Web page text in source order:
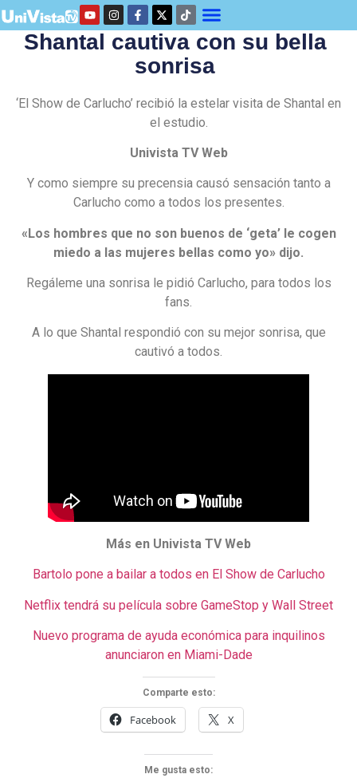
Shantal cautiva con su bella
sonrisa
‘El Show de Carlucho’ recibió la estelar visita de Shantal en
el estudio.
Univista TV Web
Y como siempre su precensia causó sensación tanto a
Carlucho como a todos los presentes.
«Los hombres que no son buenos de ‘geta’ le cogen
miedo a las mujeres bellas como yo» dijo.
Regáleme una sonrisa le pidió Carlucho, para todos los
fans.
A lo que Shantal respondió con su mejor sonrisa, que
cautivó a todos.
Más en Univista TV Web
Bartolo pone a bailar a todos en El Show de Carlucho
Netflix tendrá su película sobre GameStop y Wall Street
Nuevo programa de ayuda económica para inquilinos
anunciaron en Miami-Dade
Comparte esto:
Facebook X
Me gusta esto: